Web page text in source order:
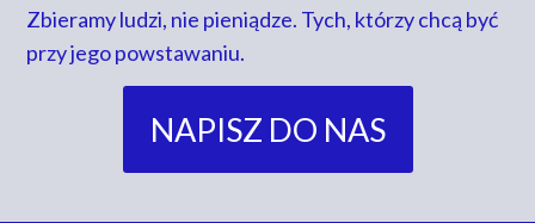
Zbieramy ludzi, nie pieniądze. Tych, którzy chcą być
przy jego powstawaniu.
NAPISZ DO NAS